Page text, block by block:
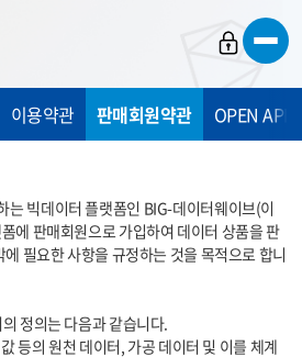
이용약관 판매회원약관 OPEN API
는 빅데이터 플랫폼인 BIG-데이터웨이브(이
에 판매회원으로 가입하여 데이터 상품을 판
필요한 사항을 규정하는 것을 목적으로 합니